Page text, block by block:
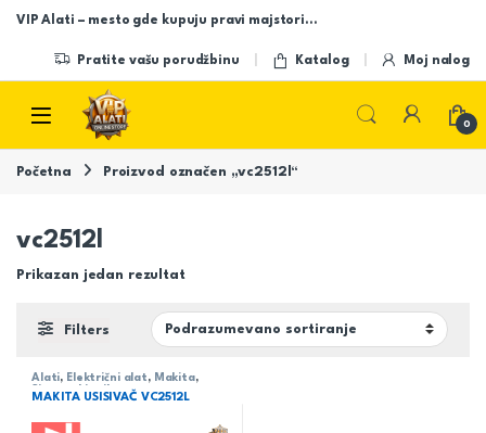
Skip to navigation
Skip to content
VIP Alati – mesto gde kupuju pravi majstori…
Pratite vašu porudžbinu Katalog Moj nalog
Open
0
Početna Proizvod označen „vc2512l“
vc2512l
Prikazan jedan rezultat
Filters
Alati, Električni alat , Makita,
Sistemski pribor
MAKITA USISIVAČ VC2512L